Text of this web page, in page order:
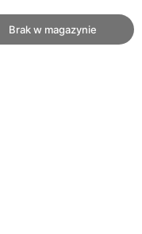
Brak w magazynie